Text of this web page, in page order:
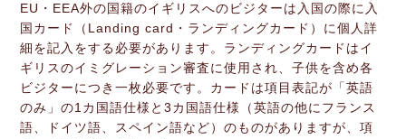
EU・EEA外の国籍のイギリスへのビジターは入国の際に入
国カード（Landing card・ランディングカード）に個人詳
細を記入をする必要があります。ランディングカードはイ
ギリスのイミグレーション審査に使用され、子供を含め各
ビジターにつき一枚必要です。カードは項目表記が「英語
のみ」の1カ国語仕様と3カ国語仕様（英語の他にフランス
語、ドイツ語、スペイン語など）のものがありますが、項